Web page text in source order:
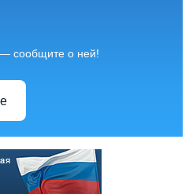
сообщите о ней!